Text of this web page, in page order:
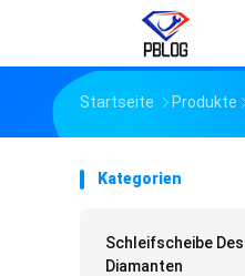
Startseite Produkte
Kategorien
Schleifscheibe Des
Diamanten